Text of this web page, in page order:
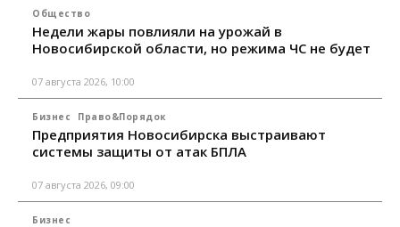
Общество
Недели жары повлияли на урожай в
Новосибирской области, но режима ЧС не будет
07 августа 2026, 10:00
Бизнес Право&Порядок
Предприятия Новосибирска выстраивают
системы защиты от атак БПЛА
07 августа 2026, 09:00
Бизнес